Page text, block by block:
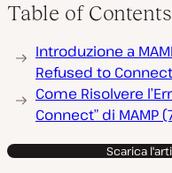
Table of Contents
Introduzione a
Refused to
Come Risolvere
Connect” di MAMP
Scarica